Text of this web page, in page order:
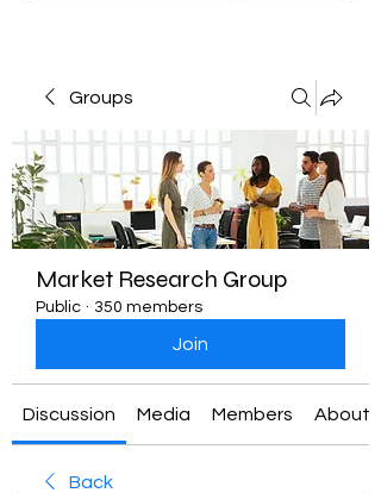
Groups
Market Research Group
Public · 350 members
Join
Discussion Media Members About
Back